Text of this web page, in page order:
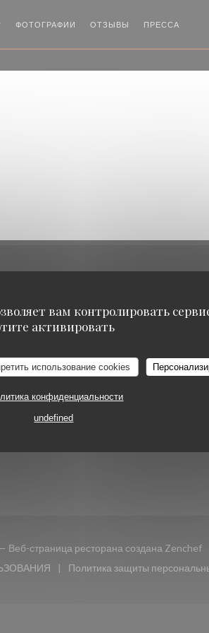
вам контролировать
активировать
использование cookies
конфиденциальности
undefined
ФОТОГРАФИИ ОТЗЫВЫ ПРЕССА
БРОНИРОВАНИЕ
ЗАБРОНИРОВАТЬ
СТОЛИК
Веб-страница ресторана создана Zenchef
в новом окне))
Политика защиты
Loco by Jem's